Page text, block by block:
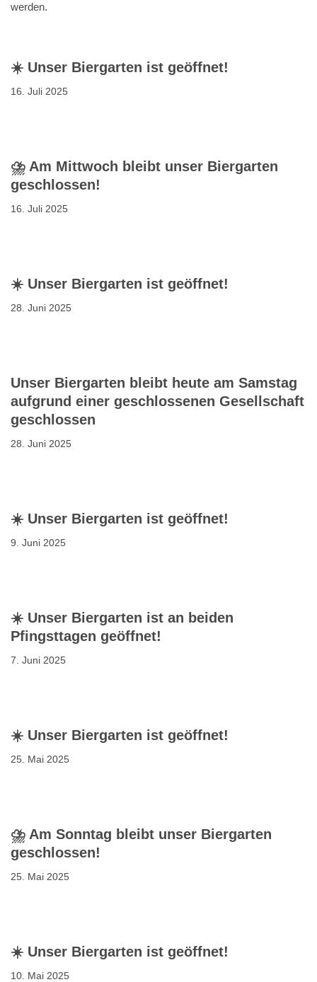
werden.
☀️ Unser Biergarten ist geöffnet!
16. Juli 2025
⛈️ Am Mittwoch bleibt unser Biergarten
geschlossen!
16. Juli 2025
☀️ Unser Biergarten ist geöffnet!
28. Juni 2025
Unser Biergarten bleibt heute am Samstag
aufgrund einer geschlossenen Gesellschaft
geschlossen
28. Juni 2025
☀️ Unser Biergarten ist geöffnet!
9. Juni 2025
☀️ Unser Biergarten ist an beiden
Pfingsttagen geöffnet!
7. Juni 2025
☀️ Unser Biergarten ist geöffnet!
25. Mai 2025
⛈️ Am Sonntag bleibt unser Biergarten
geschlossen!
25. Mai 2025
☀️ Unser Biergarten ist geöffnet!
10. Mai 2025